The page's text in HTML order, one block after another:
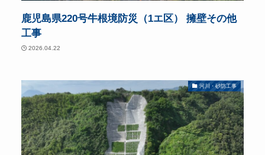
鹿児島県220号牛根境防災（1エ区） 擁壁その他
工事
2026.04.22
河川・砂防工事